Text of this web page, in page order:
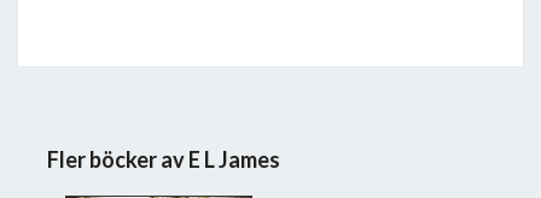
Fler böcker av E L James